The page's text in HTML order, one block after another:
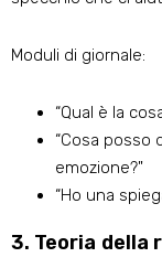
Moduli di giornale:
“Qual è la
“Cosa posso
emozione?"
“Ho una
3. Teoria della